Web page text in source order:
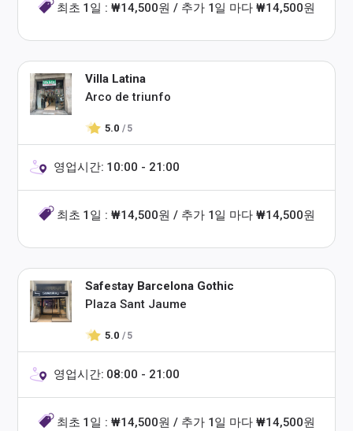
최초 1일 : ₩14,500원 / 추가 1일 마다 ₩14,500원
Villa Latina
Arco de triunfo
5.0 / 5
영업시간: 10:00 - 21:00
최초 1일 : ₩14,500원 / 추가 1일 마다 ₩14,500원
Safestay Barcelona Gothic
Plaza Sant Jaume
5.0 / 5
영업시간: 08:00 - 21:00
최초 1일 : ₩14,500원 / 추가 1일 마다 ₩14,500원